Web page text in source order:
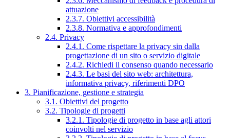
attuazione
2.3.7. Obiettivi accessibilità
2.3.8. Normativa e approfondimenti
2.4. Privacy
2.4.1. Come rispettare la privacy sin dalla
progettazione di un sito o servizio digitale
2.4.2. Richiedi il consenso quando necessario
2.4.3. Le basi del sito web: architettura,
informativa privacy, riferimenti DPO
3. Pianificazione, gestione e strategia
3.1. Obiettivi del progetto
3.2. Tipologie di progetti
3.2.1. Tipologie di progetto in base agli attori
coinvolti nel servizio